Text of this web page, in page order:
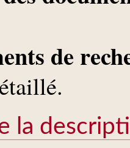
de
la